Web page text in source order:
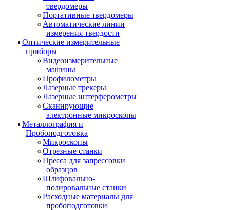
твердомеры
Портативные твердомеры
Автоматические линии
измерения твердости
Оптические измерительные
приборы
Видеоизмерительные
машины
Профилометры
Лазерные трекеры
Лазерные интерферометры
Сканирующие
электронные микроскопы
Металлография и
Пробоподготовка
Микроскопы
Отрезные станки
Пресса для запрессовки
образцов
Шлифовально-
полировальные станки
Расходные материалы для
пробоподготовки